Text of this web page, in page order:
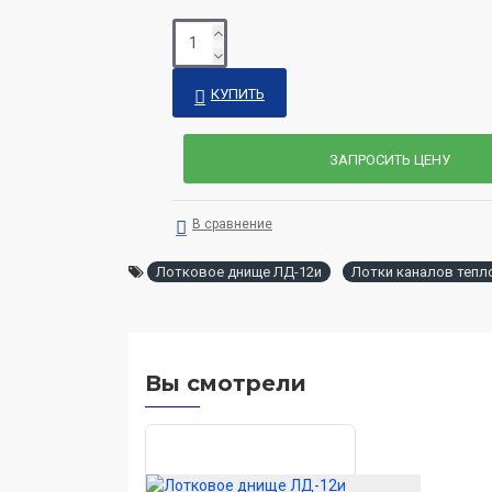
КУПИТЬ
ЗАПРОСИТЬ ЦЕНУ
В сравнение
Лотковое днище ЛД-12и Лотки каналов
Вы смотрели